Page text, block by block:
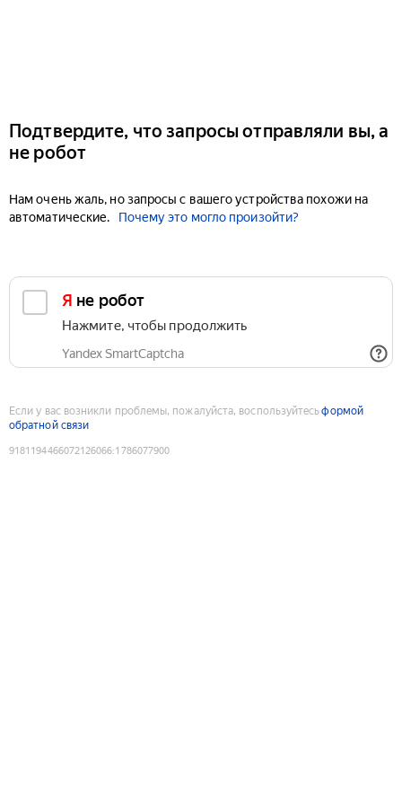
Подтвердите, что запросы отправляли вы, а
не робот
Нам очень жаль, но запросы с вашего устройства похожи на
автоматические.
Почему это могло произойти?
Я не робот
Нажмите, чтобы продолжить
Yandex SmartCaptcha
Если у вас возникли проблемы, пожалуйста, воспользуйтесьформой
обратной связи
9181194466072126066:1786077900